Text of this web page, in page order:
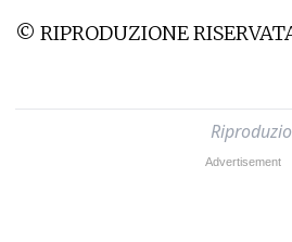
© RIPRODUZIONE